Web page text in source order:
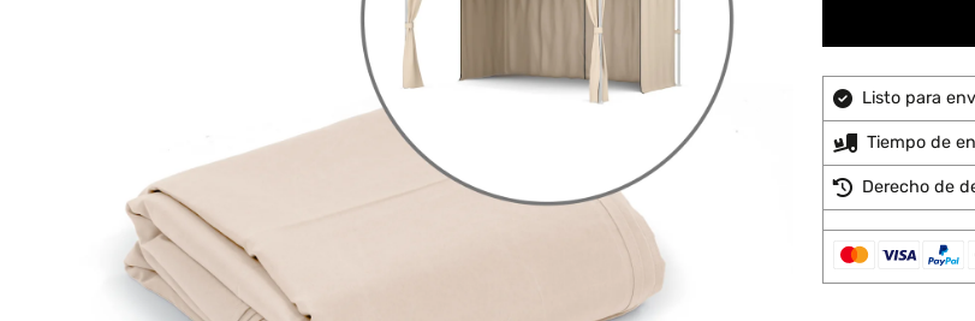
Listo para
Tiempo de
Derecho de